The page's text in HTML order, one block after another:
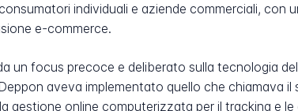
individuali e aziende commerciali, con
e-commerce.
un focus precoce e deliberato sulla tecnologia
aveva implementato quello che chiamava
gestione online computerizzata per il tracking e